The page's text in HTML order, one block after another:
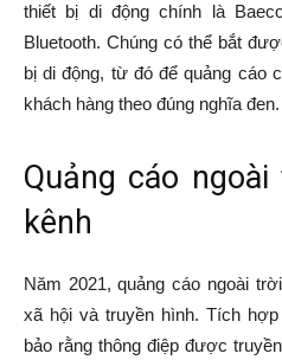
thiết bị di động chính là
Bluetooth. Chúng có thể bắt
bị di động, từ đó để quảng cáo
khách hàng theo đúng nghĩa đen.
Quảng cáo
kênh
Năm 2021, quảng cáo ngoài
xã hội và truyền hình. Tích
bảo rằng thông điệp được